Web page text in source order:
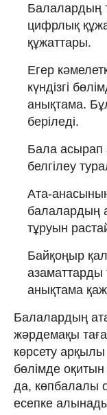
Балалардың
цифрлық
құжаттары.
Егер
күндізгі
анықтама.
беріледі.
Бала асырап
белгілеу
Ата-
балалардың
тұруын
Байқоңыр
азаматтарды
анықтама
Балалардың
жәрдемақы
көрсету арқылы
бөлімде
да, көпбалалы
есепке